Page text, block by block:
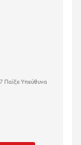
Υπεύθυνα